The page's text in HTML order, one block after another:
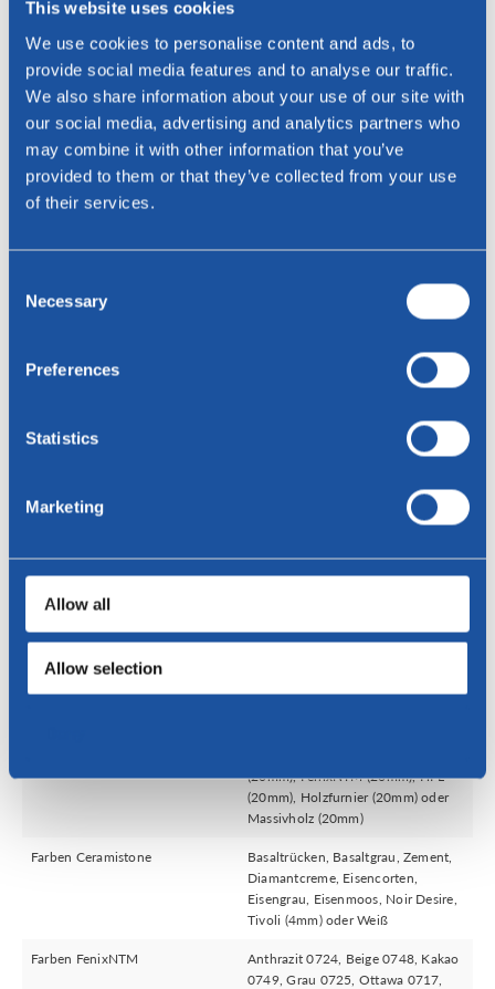
This website uses cookies
We use cookies to personalise content and ads, to
provide social media features and to analyse our traffic.
We also share information about your use of our site with
our social media, advertising and analytics partners who
may combine it with other information that you’ve
provided to them or that they’ve collected from your use
of their services.
Selection
Necessary
Preferences
Statistics
Marketing
Allow all
Allow selection
Telefon
Residenz
Spezifikationen
Epoxidfarben: Blu Shaba 0792,
Kitami 0794 oder Viola Orissa
(20mm), FenixNTM (20mm), HPL
(20mm), Holzfurnier (20mm) oder
Massivholz (20mm)
Farben Ceramistone
Basaltrücken, Basaltgrau, Zement,
Diamantcreme, Eisencorten,
Eisengrau, Eisenmoos, Noir Desire,
Tivoli (4mm) oder Weiß
Farben FenixNTM
Anthrazit 0724, Beige 0748, Kakao
0749, Grau 0725, Ottawa 0717,